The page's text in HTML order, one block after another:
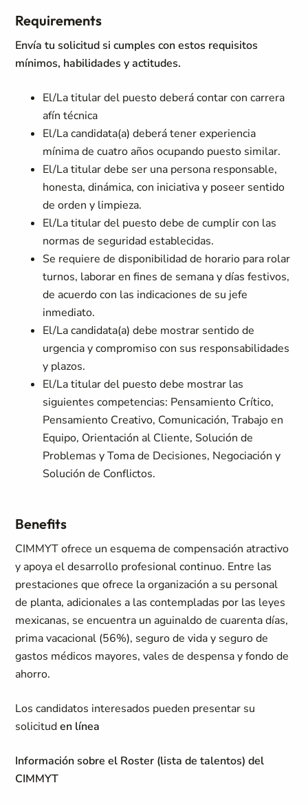
Requirements
Envía tu solicitud si cumples con estos requisitos
mínimos, habilidades y actitudes.
El/La titular del puesto deberá contar con carrera
afín técnica
El/La candidata(a) deberá tener experiencia
mínima de cuatro años ocupando puesto similar.
El/La titular debe ser una persona responsable,
honesta, dinámica, con iniciativa y poseer sentido
de orden y limpieza.
El/La titular del puesto debe de cumplir con las
normas de seguridad establecidas.
Se requiere de disponibilidad de horario para rolar
turnos, laborar en fines de semana y días festivos,
de acuerdo con las indicaciones de su jefe
inmediato.
El/La candidata(a) debe mostrar sentido de
urgencia y compromiso con sus responsabilidades
y plazos.
El/La titular del puesto debe mostrar las
siguientes competencias: Pensamiento Crítico,
Pensamiento Creativo, Comunicación, Trabajo en
Equipo, Orientación al Cliente, Solución de
Problemas y Toma de Decisiones, Negociación y
Solución de Conflictos.
Benefits
CIMMYT ofrece un esquema de compensación atractivo
y apoya el desarrollo profesional continuo. Entre las
prestaciones que ofrece la organización a su personal
de planta, adicionales a las contempladas por las leyes
mexicanas, se encuentra un aguinaldo de cuarenta días,
prima vacacional (56%), seguro de vida y seguro de
gastos médicos mayores, vales de despensa y fondo de
ahorro.
Los candidatos interesados pueden presentar su
solicituden línea
Información sobre el Roster (lista de talentos) del
CIMMYT